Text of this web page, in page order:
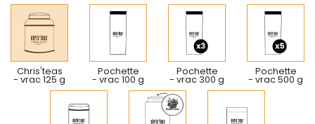
Chris'teas
- vrac 125 g
Pochette
- vrac 100 g
Pochette
- vrac 300 g
Pochette
- vrac 500 g